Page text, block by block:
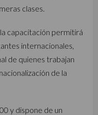
clases.
capacitación permitirá
internacionales,
de quienes trabajan
de la
y dispone de un